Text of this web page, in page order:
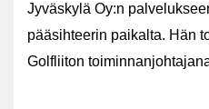
Jyväskylä Oy:n
pääsihteerin paikalta. Hän
Golfliiton